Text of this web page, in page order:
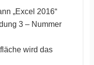
„Excel 2016“
3 – Nummer
wird das